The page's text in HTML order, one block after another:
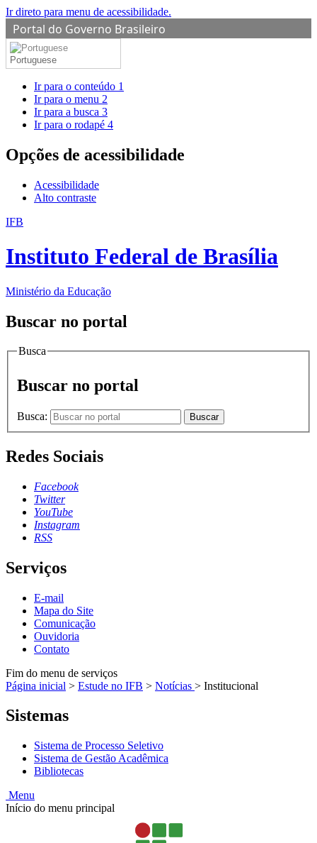
Ir direto para menu de acessibilidade.
Portal do Governo Brasileiro
Portuguese
Ir para o conteúdo 1
Ir para o menu 2
Ir para a busca 3
Ir para o rodapé 4
Opções de acessibilidade
Acessibilidade
Alto contraste
IFB
Instituto Federal de Brasília
Ministério da Educação
Buscar no portal
Busca
Buscar no portal
Busca: Buscar
Redes Sociais
Facebook
Twitter
YouTube
Instagram
RSS
Serviços
E-mail
Mapa do Site
Comunicação
Ouvidoria
Contato
Fim do menu de serviços
Página inicial > Estude no IFB > Notícias > Institucional
Sistemas
Sistema de Processo Seletivo
Sistema de Gestão Acadêmica
Bibliotecas
Menu
Início do menu principal